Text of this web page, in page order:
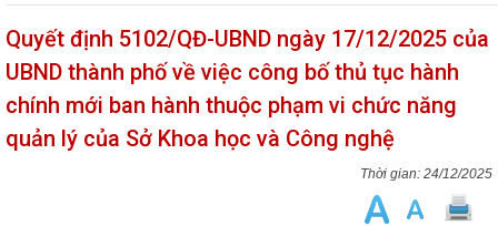
Quyết định 5102/QĐ-UBND ngày 17/12/2025 của
UBND thành phố về việc công bố thủ tục hành
chính mới ban hành thuộc phạm vi chức năng
quản lý của Sở Khoa học và Công nghệ
24/12/2025